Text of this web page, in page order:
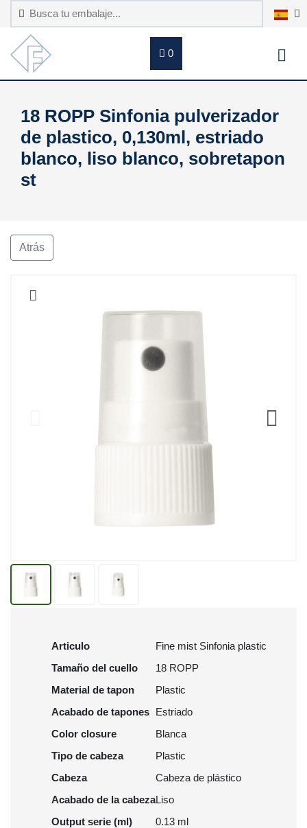
0
18 ROPP Sinfonia pulverizador
de plastico, 0,130ml, estriado
blanco, liso blanco, sobretapon
st
Atrás
Articulo
Fine mist Sinfonia plastic
Tamaño del cuello
18 ROPP
Material de tapon
Plastic
Acabado de tapones Estriado
Color closure
Blanca
Tipo de cabeza
Plastic
Cabeza
Cabeza de plástico
Acabado de la cabezaLiso
Output serie (ml)
0.13 ml